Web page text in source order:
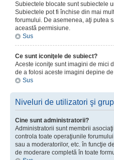
Subiectele blocate sunt subiectele
Subiectele pot fi închise din mai
forumului. De asemenea, aţi putea
această permisiune.
Sus
Ce sunt iconiţele de subiect?
Aceste iconiţe sunt imagini de mici
de a folosi aceste imagini depine
Sus
Niveluri de utilizatori şi
Cine sunt administratorii?
Administratorii sunt membrii
controla toate operaţiunile
sau a moderatorilor, etc. în funcţie
de moderare completă în toate